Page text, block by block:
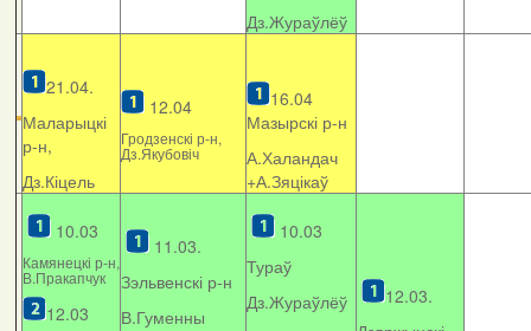
Дз.Жураўлёў
21.04.
Маларыцкі
р-н,
Дз.Кіцель
12.04
Гродзенскі р-н,
Дз.Якубовіч
16.04
Мазырскі р-н
А.Халандач
+А.Зяцікаў
10.03
Камянецкі р-н,
В.Пракапчук
12.03
11.03.
Зэльвенскі р-н
В.Гуменны
10.03
Тураў
Дз.Жураўлёў
12.03.